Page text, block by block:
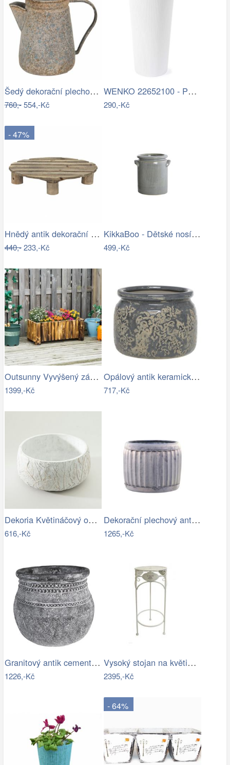
Šedý dekorační plechový džbánek s…
760,-554,-Kč
WENKO 22652100 - Pohárek CORDOBA 6,5x12…
290,-Kč
- 47%
Hnědý antik dekorační stolek na květiny…
440,-233,-Kč
KikkaBoo - Dětské nosítko MYRA MESH…
499,-Kč
Outsunny Vyvýšený záhon z jedlového…
1399,-Kč
Opálový antik keramický obal na…
717,-Kč
Dekoria Květináčový obal Leaf I…
616,-Kč
Dekorační plechový antik obal na…
1265,-Kč
Granitový antik cementový obal na…
1226,-Kč
Vysoký stojan na květiny provence - SD
2395,-Kč
- 64%